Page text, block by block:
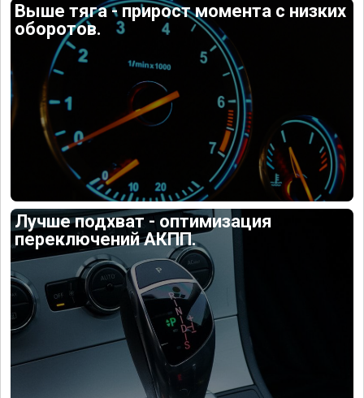
Выше тяга - прирост момента с низких
оборотов.
Лучше подхват - оптимизация
переключений АКПП.